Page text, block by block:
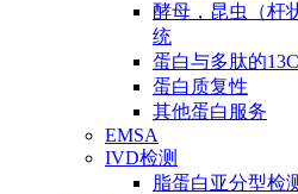
酵母，昆虫（杆
统
蛋白与多肽的
蛋白质复性
其他蛋白服务
EMSA
IVD检测
脂蛋白亚分型检